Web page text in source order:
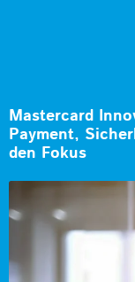
Mastercard
Payment,
den Fokus